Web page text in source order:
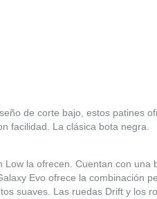
de corte bajo, estos patines
facilidad. La clásica bota negra.
la ofrecen. Cuentan con una
Evo ofrece la combinación
suaves. Las ruedas Drift y los